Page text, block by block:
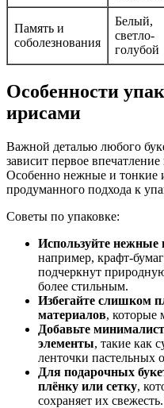
Память и
соболезнования
Белый,
светло-
голубой
Особенности
ирисами
Важной деталью любого
зависит первое
Особенно нежные и тонкие
продуманного подхода к
Советы по упаковке:
Используйте
например, крафт-
подчеркнут
более стильным.
Избегайте слишком
материалов, которые
Добавьте
элементы, такие как
ленточки пастельных
Для подарочных
плёнку или сетку,
сохраняет их свежесть.